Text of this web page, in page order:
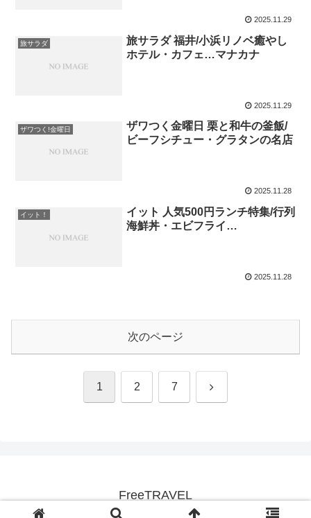
2025.11.29
旅サラダ
旅サラダ 福井/小浜リノベ癒やし
ホテル・カフェ…マナカナ
2025.11.29
ザワつく!金曜日
ザワつく金曜日 栗と和牛の釜飯/
ビーフシチュー・グラタンの名店
2025.11.28
イット！
イット 人気500円ランチ特集/行列
海鮮丼・エビフライ…
2025.11.28
次のページ
1 2 7 次
FreeTRAVEL
© 2015 FreeTRAVEL.